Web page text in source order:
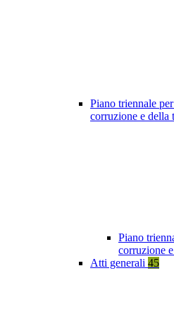
Piano triennale
corruzione e della
Piano
corruzione
Atti generali 45